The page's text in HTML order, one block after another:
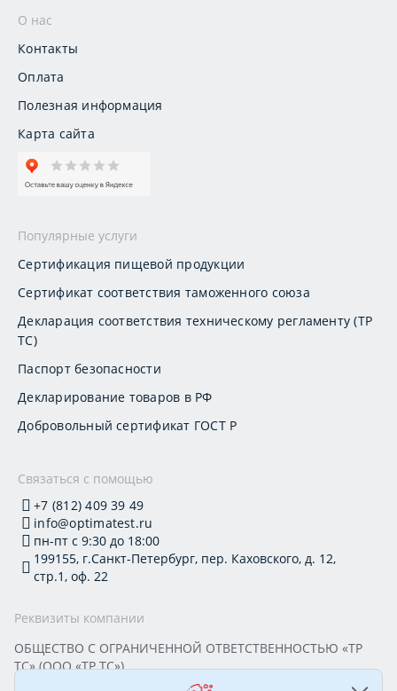
О нас
Контакты
Оплата
Полезная информация
Карта сайта
Популярные услуги
Сертификация пищевой продукции
Сертификат соответствия таможенного союза
Декларация соответствия техническому регламенту (ТР
ТС)
Паспорт безопасности
Декларирование товаров в РФ
Добровольный сертификат ГОСТ Р
Связаться с помощью
+7 (812) 409 39 49
info@optimatest.ru
пн-пт с 9:30 до 18:00
199155, г.Санкт-Петербург, пер. Каховского, д. 12,
стр.1, оф. 22
Реквизиты компании
ОБЩЕСТВО С ОГРАНИЧЕННОЙ ОТВЕТСТВЕННОСТЬЮ «ТР
ТС» (ООО «ТР ТС»)
Юридический адрес: 199155, г. Санкт-Петербург, пер.